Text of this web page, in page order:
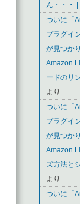
ん・・・
ついに「
プラグイ
が見つか
Amazon
ードのリ
より
ついに「
プラグイ
が見つか
Amazon
ズ方法と
より
ついに「